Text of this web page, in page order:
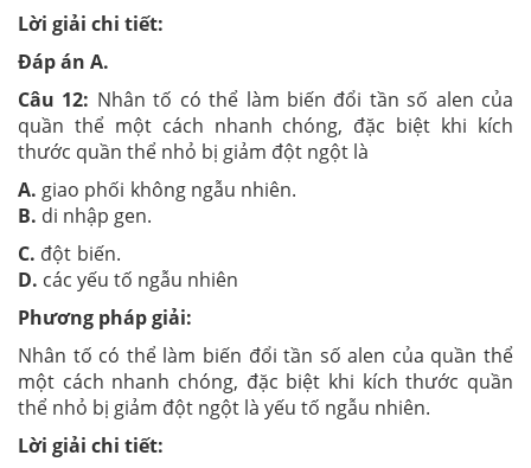
Lời giải chi tiết:
Đáp án A.
Câu 12: Nhân tố có thể làm biến đổi tần số alen của
quần thể một cách nhanh chóng, đặc biệt khi kích
thước quần thể nhỏ bị giảm đột ngột là
A. giao phối không ngẫu nhiên.
B. di nhập gen.
C. đột biến.
D. các yếu tố ngẫu nhiên
Phương pháp giải:
Nhân tố có thể làm biến đổi tần số alen của quần thể
một cách nhanh chóng, đặc biệt khi kích thước quần
thể nhỏ bị giảm đột ngột là yếu tố ngẫu nhiên.
Lời giải chi tiết: